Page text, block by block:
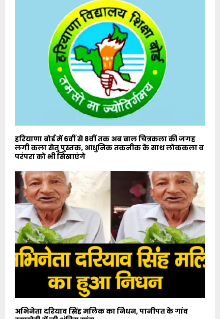
हरियाणा बोर्ड में 6वीं से 8वीं तक अब बाल चित्रकला की जगह
लगी कला सेतु पुस्तक, आधुनिक तकनीक के साथ लोककला व
परंपरा को भी सिखाएंगे
अभिनेता दरियाव सिंह मलिक का निधन, पानीपत के गांव